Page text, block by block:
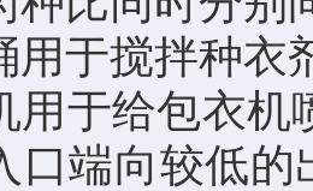
搅拌种衣
给包衣机喷
口端向较低